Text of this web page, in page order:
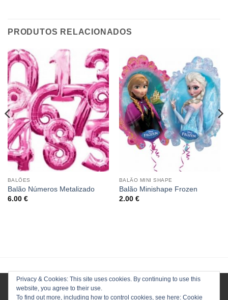
PRODUTOS RELACIONADOS
BALÕES
Balão Números Metalizado
6.00 €
BALÃO MINI SHAPE
Balão Minishape Frozen
2.00 €
Privacy & Cookies: This site uses cookies. By continuing to use this
website, you agree to their use.
To find out more, including how to control cookies, see here: Cookie